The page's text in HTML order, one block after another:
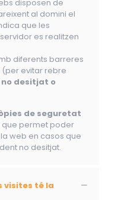
disposen de
al domini el
que les
es realitzen
diferents barreres
(per evitar rebre
desitjat o
de seguretat
que permet poder
web en casos que
no desitjat.
visites té la